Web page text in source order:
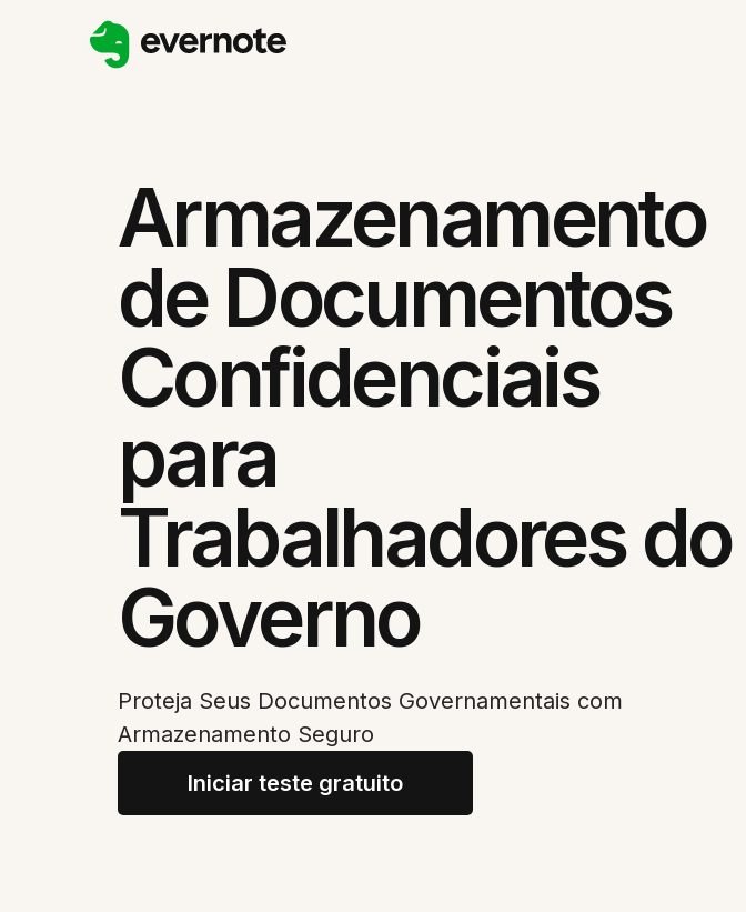
Armazenamento
de Documentos
Confidenciais
para
Trabalhadores do
Governo
Proteja Seus Documentos Governamentais com
Armazenamento Seguro
Iniciar teste gratuito